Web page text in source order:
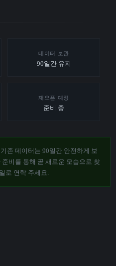
데이터 보관
90일간 유지
재오픈 예정
준비 중
존 데이터는 90일간 안전하게 보
비를 통해 곧 새로운 모습으로 찾
로 연락 주세요.